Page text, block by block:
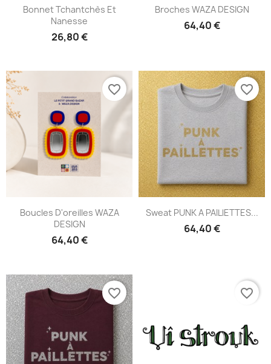
Bonnet Tchantchès Et
Nanesse
26,80 €
Broches WAZA DESIGN
64,40 €
Boucles D'oreilles WAZA
DESIGN
64,40 €
favorite_border
Sweat PUNK A PAILlETTES...
64,40 €
favorite_border
favorite_border favorite_border